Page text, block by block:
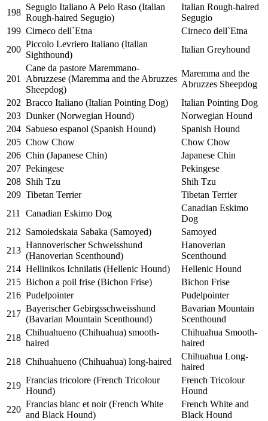
198
Segugio Italiano A Pelo Raso (Italian
Rough-haired Segugio)
Italian Rough-haired
Segugio
199 Cirneco dell`Etna
Cirneco dell`Etna
200
Piccolo Levriero Italiano (Italian
Sighthound)
Italian Greyhound
201
Cane da pastore Maremmano-
Abruzzese (Maremma and the Abruzzes
Sheepdog)
Maremma and the
Abruzzes Sheepdog
202 Bracco Italiano (Italian Pointing Dog)
Italian Pointing Dog
203 Dunker (Norwegian Hound)
Norwegian Hound
204 Sabueso espanol (Spanish Hound)
Spanish Hound
205 Chow Chow
Chow Chow
206 Chin (Japanese Chin)
Japanese Chin
207 Pekingese
Pekingese
208 Shih Tzu
Shih Tzu
209 Tibetan Terrier
Tibetan Terrier
211
Canadian Eskimo Dog
Canadian Eskimo
Dog
212 Samoiedskaia Sabaka (Samoyed)
Samoyed
213
Hannoverischer Schweisshund
(Hanoverian Scenthound)
Hanoverian
Scenthound
214 Hellinikos Ichnilatis (Hellenic Hound)
Hellenic Hound
215 Bichon a poil frise (Bichon Frise)
Bichon Frise
216 Pudelpointer
Pudelpointer
217
Bayerischer Gebirgsschweisshund
(Bavarian Mountain Scenthound)
Bavarian Mountain
Scenthound
218
Chihuahueno (Chihuahua) smooth-
haired
Chihuahua Smooth-
haired
218 Chihuahueno (Chihuahua) long-haired
Chihuahua Long-
haired
219
Francias tricolore (French Tricolour
Hound)
French Tricolour
Hound
220
Francias blanc et noir (French White
and Black Hound)
French White and
Black Hound